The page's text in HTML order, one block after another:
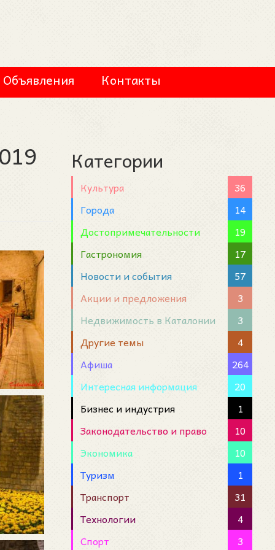
Объявления Контакты
Категории
Культура
36
Города
14
Достопримечательности
19
Гастрономия
17
Новости и события
57
Акции и предложения
3
Недвижимость в Каталонии
3
Другие темы
4
Афиша
264
Интересная информация
20
Бизнес и индустрия
1
Законодательство и право
10
Экономика
10
Туризм
1
Транспорт
31
Технологии
4
Спорт
3